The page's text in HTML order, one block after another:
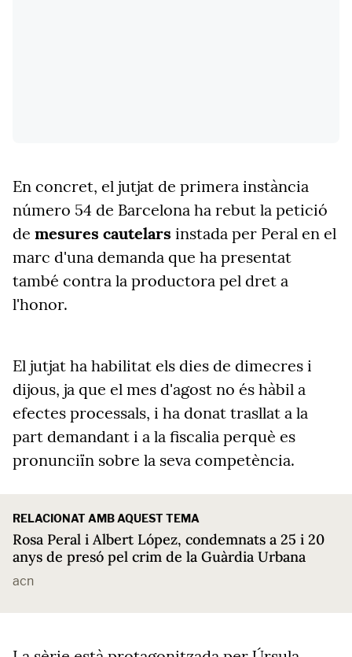
En concret, el jutjat de primera instància
número 54 de Barcelona ha rebut la petició
de mesures cautelars instada per Peral en el
marc d'una demanda que ha presentat
també contra la productora pel dret a
l'honor.
El jutjat ha habilitat els dies de dimecres i
dijous, ja que el mes d'agost no és hàbil a
efectes processals, i ha donat trasllat a la
part demandant i a la fiscalia perquè es
pronunciïn sobre la seva competència.
RELACIONAT AMB AQUEST TEMA
Rosa Peral i Albert López, condemnats a 25 i 20
anys de presó pel crim de la Guàrdia Urbana
acn